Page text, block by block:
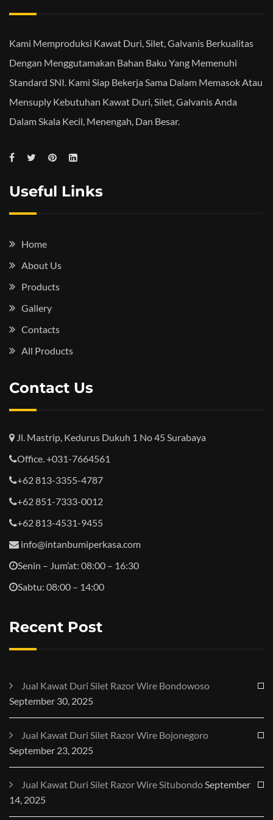
Kami Memproduksi Kawat Duri, Silet, Galvanis Berkualitas
Dengan Menggutamakan Bahan Baku Yang Memenuhi
Standard SNI. Kami Siap Bekerja Sama Dalam Memasok Atau
Mensuply Kebutuhan Kawat Duri, Silet, Galvanis Anda
Dalam Skala Kecil, Menengah, Dan Besar.
Useful Links
Home
About Us
Products
Gallery
Contacts
All Products
Contact Us
Jl. Mastrip, Kedurus Dukuh 1 No 45 Surabaya
Office. +031-7664561
+62 813-3355-4787
+62 851-7333-0012
+62 813-4531-9455
info@intanbumiperkasa.com
Senin – Jum’at: 08:00 – 16:30
Sabtu: 08:00 – 14:00
Recent Post
Jual Kawat Duri Silet Razor Wire Bondowoso
September 30, 2025
Jual Kawat Duri Silet Razor Wire Bojonegoro
September 23, 2025
Jual Kawat Duri Silet Razor Wire Situbondo September
14, 2025